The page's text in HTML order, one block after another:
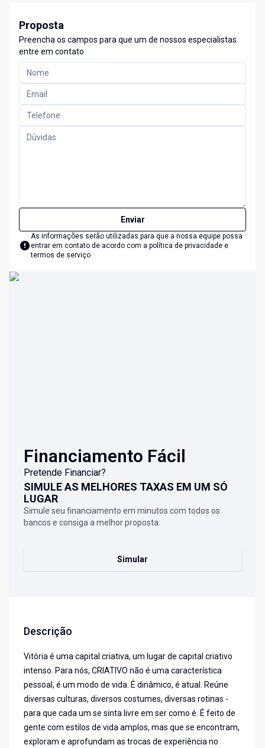
Proposta
Preencha os campos para que um de nossos especialistas
entre em contato
Enviar
As informações serão utilizadas para que a nossa equipe possa
entrar em contato de acordo com a política de privacidade e
termos de serviço
Financiamento Fácil
Pretende Financiar?
SIMULE AS MELHORES TAXAS EM UM SÓ
LUGAR
Simule seu financiamento em minutos com todos os
bancos e consiga a melhor proposta.
Simular
Descrição
Vitória é uma capital criativa, um lugar de capital criativo
intenso. Para nós, CRIATIVO não é uma característica
pessoal, é um modo de vida. É dinâmico, é atual. Reúne
diversas culturas, diversos costumes, diversas rotinas -
para que cada um se sinta livre em ser como é. É feito de
gente com estilos de vida amplos, mas que se encontram,
exploram e aprofundam as trocas de experiência no